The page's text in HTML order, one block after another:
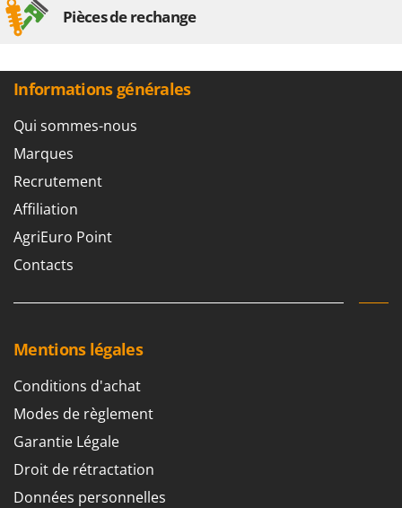
New O.M.R.A.
Novatec
Novital
NuovaFac
O
OMA
Ompagrill
Ooni
Oriental Koshin
Outdoorchef
P
Palazzetti
Pièces de rechange
Informations générales
Qui sommes-nous
Marques
Recrutement
Affiliation
AgriEuro Point
Contacts
Mentions légales
Conditions d'achat
Modes de règlement
Garantie Légale
Droit de rétractation
Données personnelles